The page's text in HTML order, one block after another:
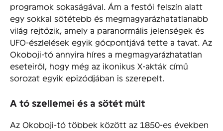
programok sokaságával. Ám a festői felszín alatt
egy sokkal sötétebb és megmagyarázhatatlanabb
világ rejtőzik, amely a paranormális jelenségek és
UFO-észlelések egyik gócpontjává tette a tavat. Az
Okoboji-tó annyira híres a megmagyarázhatatlan
eseteiről, hogy még az ikonikus X-akták című
sorozat egyik epizódjában is szerepelt.
A tó szellemei és a sötét múlt
Az Okoboji-tó többek között az 1850-es években